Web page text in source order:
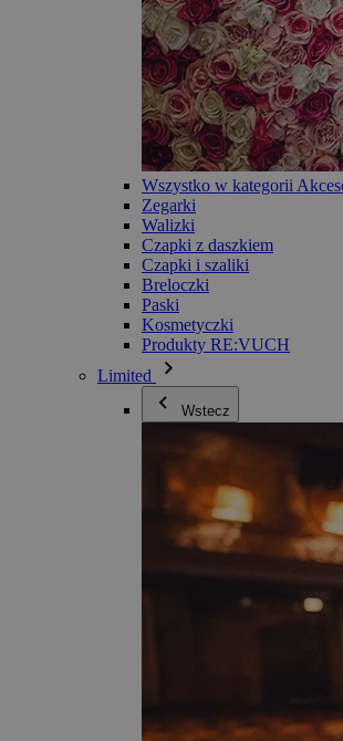
Wszystko w kategorii
Zegarki
Walizki
Czapki z daszkiem
Czapki i szaliki
Breloczki
Paski
Kosmetyczki
Produkty RE:VUCH
Limited
Wstecz